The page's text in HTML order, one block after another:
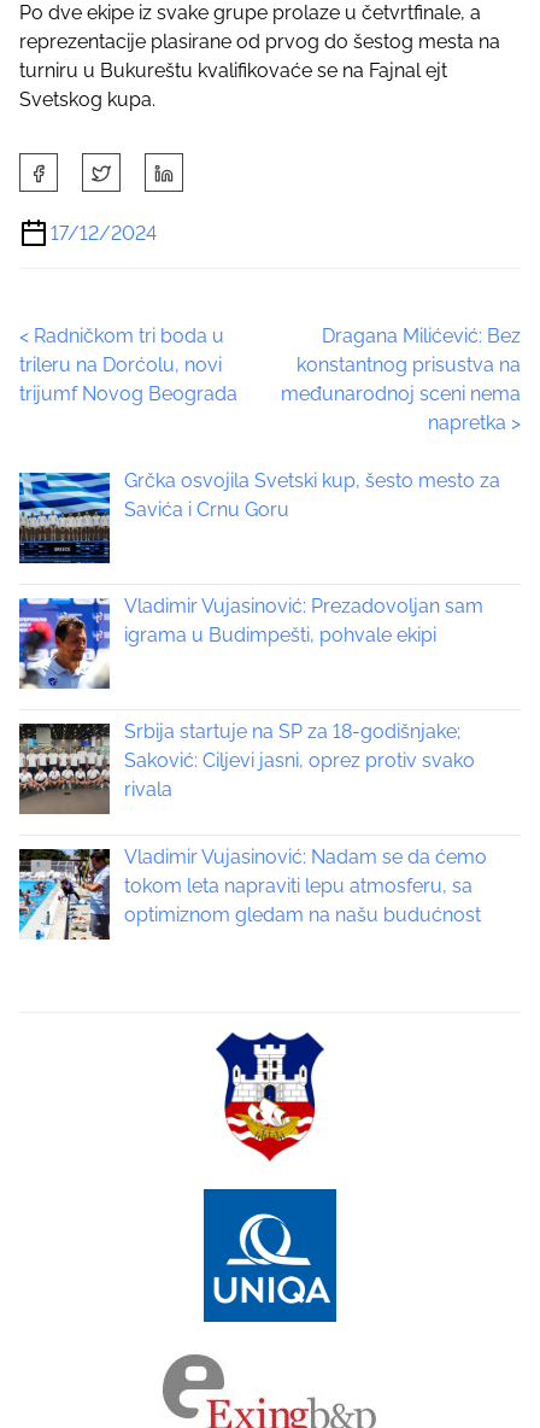
Po dve ekipe iz svake grupe prolaze u četvrtfinale, a
reprezentacije plasirane od prvog do šestog mesta na
turniru u Bukureštu kvalifikovaće se na Fajnal ejt
Svetskog kupa.
h
a
r
h
i
s
s
t
o
n
:
17/12/2024
P
o
t
s
a
v
i
g
a
t
i
< Radničkom tri boda u
trileru na Dorćolu, novi
trijumf Novog Beograda
Dragana Milićević: Bez
konstantnog prisustva na
međunarodnoj sceni nema
napretka >
Grčka osvojila Svetski kup, šesto mesto za
Savića i Crnu Goru
Vladimir Vujasinović: Prezadovoljan sam
igrama u Budimpešti, pohvale ekipi
Srbija startuje na SP za 18-godišnjake;
Saković: Ciljevi jasni, oprez protiv svako
rivala
Vladimir Vujasinović: Nadam se da ćemo
tokom leta napraviti lepu atmosferu, sa
optimiznom gledam na našu budućnost